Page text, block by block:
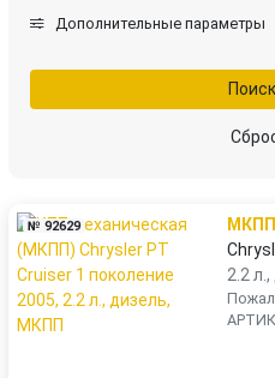
Дополнительные параметры
Поиск
№ 92629
МКПП
2.2